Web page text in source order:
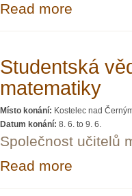
Read more
Studentská
matematiky
Místo konání: Kostelec nad
Datum konání: 8. 6. to 9. 6.
Společnost učitelů
Read more